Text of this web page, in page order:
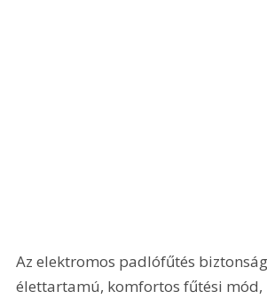
Az elektromos padlófűtés
élettartamú, komfortos fűtési mód,